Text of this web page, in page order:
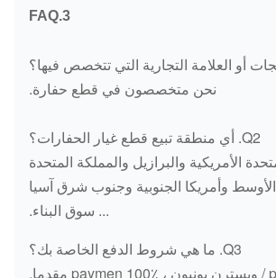
3.FAQ
نحن متخصصون في قطع حفارة.
Q2. أي منطقة تبيع قطع غيار الحفارات؟
الأمريكية والبرازيل والمملكة المتحدة
وأمريكا الجنوبية وجنوب شرق آسيا
... سوق البناء.
Q3. ما هي شروط الدفع الخاصة بك؟